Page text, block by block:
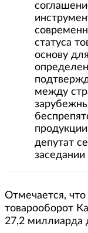
статуса
основу
между
депутат
Отмечается,
товарооборот
27,2 миллиарда